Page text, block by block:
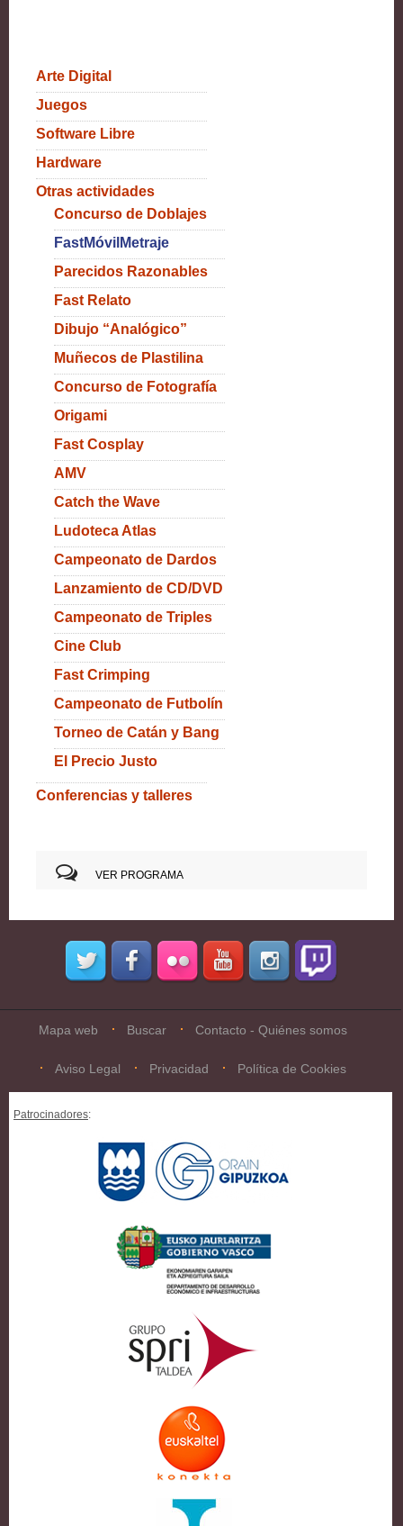
Arte Digital
Juegos
Software Libre
Hardware
Otras actividades
Concurso de Doblajes
FastMóvilMetraje
Parecidos Razonables
Fast Relato
Dibujo “Analógico”
Muñecos de Plastilina
Concurso de Fotografía
Origami
Fast Cosplay
AMV
Catch the Wave
Ludoteca Atlas
Campeonato de Dardos
Lanzamiento de CD/DVD
Campeonato de Triples
Cine Club
Fast Crimping
Campeonato de Futbolín
Torneo de Catán y Bang
El Precio Justo
Conferencias y talleres
VER PROGRAMA
Mapa web Buscar Contacto - Quiénes somos
Aviso Legal Privacidad Política de Cookies
Patrocinadores: